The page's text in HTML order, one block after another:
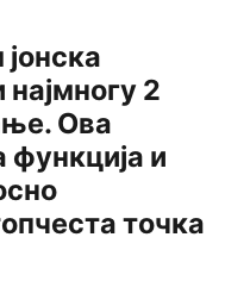
најмногу 2
Ова
функција и
точка